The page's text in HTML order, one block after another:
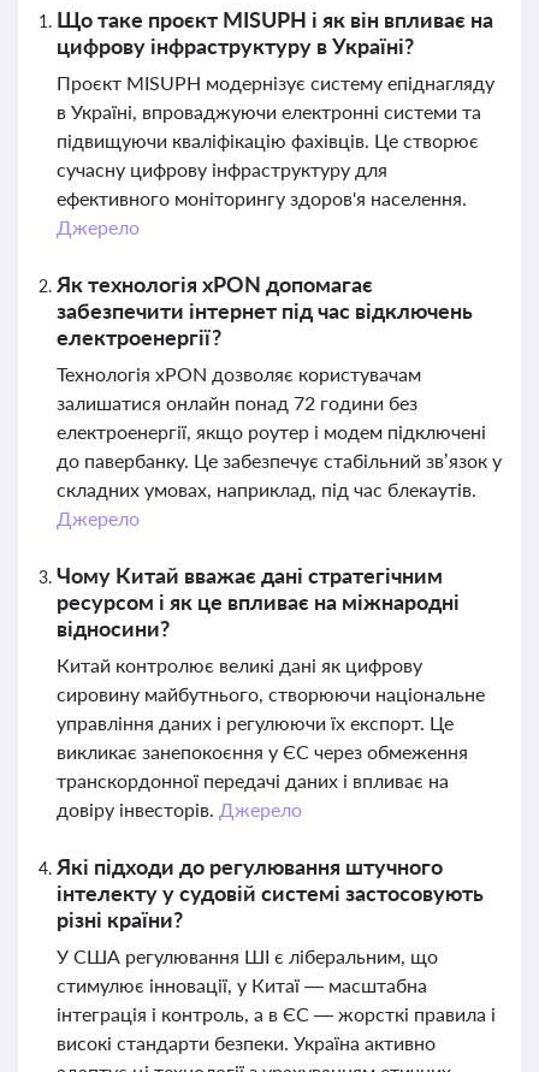
Що таке проєкт MISUPH і як він впливає на
цифрову інфраструктуру в Україні?
Проєкт MISUPH модернізує систему епіднагляду
в Україні, впроваджуючи електронні системи та
підвищуючи кваліфікацію фахівців. Це створює
сучасну цифрову інфраструктуру для
ефективного моніторингу здоров'я населення.
Джерело
Як технологія xPON допомагає
забезпечити інтернет під час відключень
електроенергії?
Технологія xPON дозволяє користувачам
залишатися онлайн понад 72 години без
електроенергії, якщо роутер і модем підключені
до павербанку. Це забезпечує стабільний зв’язок у
складних умовах, наприклад, під час блекаутів.
Джерело
Чому Китай вважає дані стратегічним
ресурсом і як це впливає на міжнародні
відносини?
Китай контролює великі дані як цифрову
сировину майбутнього, створюючи національне
управління даних і регулюючи їх експорт. Це
викликає занепокоєння у ЄС через обмеження
транскордонної передачі даних і впливає на
довіру інвесторів. Джерело
Які підходи до регулювання штучного
інтелекту у судовій системі застосовують
різні країни?
У США регулювання ШІ є ліберальним, що
стимулює інновації, у Китаї — масштабна
інтеграція і контроль, а в ЄС — жорсткі правила і
високі стандарти безпеки. Україна активно